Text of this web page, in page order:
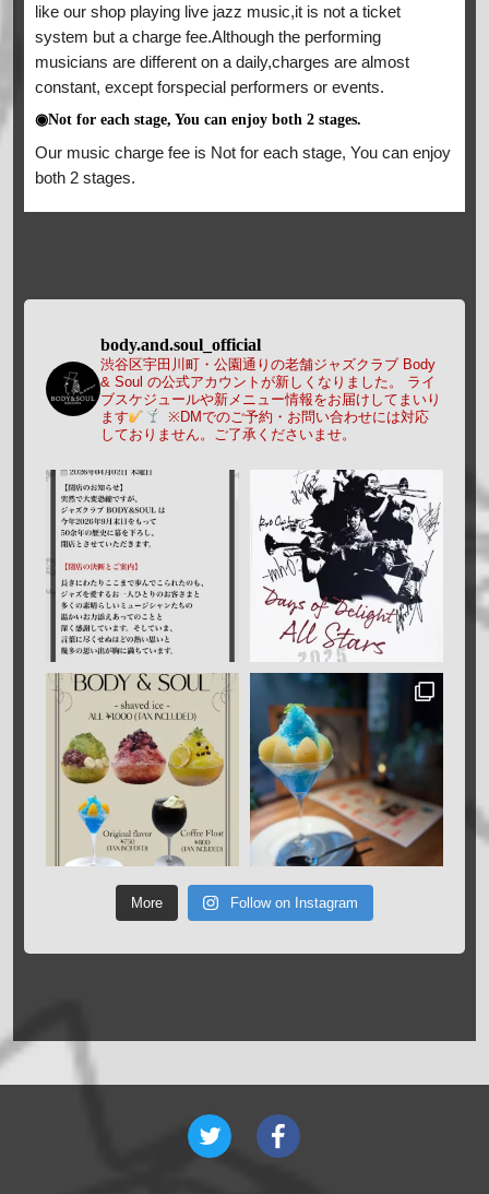
like our shop playing live jazz music,it is not a ticket
system but a charge fee.Although the performing
musicians are different on a daily,charges are almost
constant, except forspecial performers or events.
◉Not for each stage, You can enjoy both 2 stages.
Our music charge fee is Not for each stage, You can enjoy
both 2 stages.
body.and.soul_official
渋谷区宇田川町・公園通りの老舗ジャズクラブ Body
& Soul の公式アカウントが新しくなりました。
ライ
ブスケジュールや新メニュー情報をお届けしてまいり
ます
※DMでのご予約・お問い合わせには対応
しておりません。ご了承くださいませ。
More Follow on Instagram